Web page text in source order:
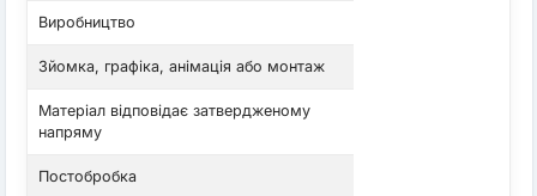
Виробництво
Зйомка, графіка, анімація або монтаж
Матеріал відповідає затвердженому
напряму
Постобробка